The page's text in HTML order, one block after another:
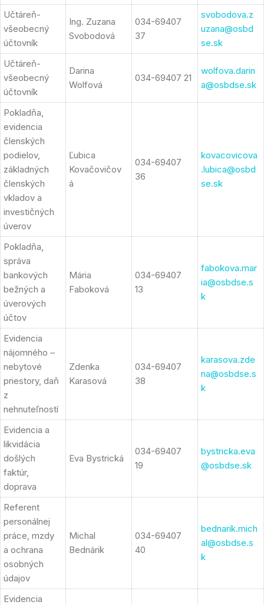
Učtáreň-
všeobecný
účtovník
Ing. Zuzana
Svobodová
034-69407
37
svobodova.z
uzana@osbd
se.sk
Učtáreň-
všeobecný
účtovník
Darina
Wolfová
034-69407 21
wolfova.darin
a@osbdse.sk
Pokladňa,
evidencia
členských
podielov,
základných
členských
vkladov a
investičných
úverov
Ľubica
Kovačovičov
á
034-69407
36
kovacovicova
.lubica@osbd
se.sk
Pokladňa,
správa
bankových
bežných a
úverových
účtov
Mária
Faboková
034-69407
13
fabokova.mar
ia@osbdse.s
k
Evidencia
nájomného –
nebytové
priestory, daň
z
nehnuteľností
Zdenka
Karasová
034-69407
38
karasova.zde
na@osbdse.s
k
Evidencia a
likvidácia
došlých
faktúr,
doprava
Eva Bystrická
034-69407
19
bystricka.eva
@osbdse.sk
Referent
personálnej
práce, mzdy
a ochrana
osobných
údajov
Michal
Bednárik
034-69407
40
bednarik.mich
al@osbdse.s
k
Evidencia